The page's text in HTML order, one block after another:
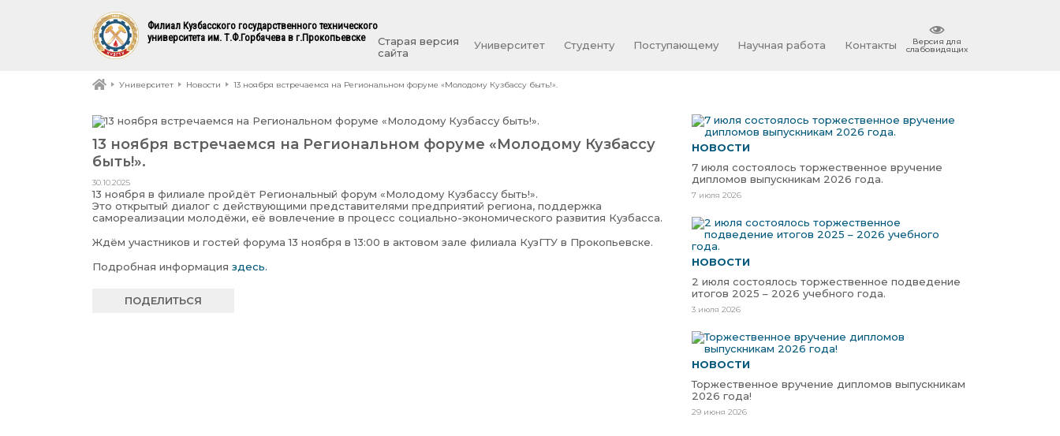
Филиал Кузбасского государственного технического
университета им. Т.Ф.Горбачева в г.Прокопьевске
Старая версия
сайта
Университет Студенту Поступающему Научная работа Контакты Версия для
слабовидящих
Университет Новости 13 ноября встречаемся на Региональном форуме «Молодому Кузбассу быть!».
13 ноября встречаемся на Региональном форуме «Молодому Кузбассу
быть!».
30.10.2025
13 ноября в филиале пройдёт Региональный форум «Молодому Кузбассу быть!».
Это открытый диалог с действующими представителями предприятий региона, поддержка
самореализации молодёжи, её вовлечение в процесс социально-экономического развития Кузбасса.
Ждём участников и гостей форума 13 ноября в 13:00 в актовом зале филиала КузГТУ в Прокопьевске.
Подробная информация здесь.
ПОДЕЛИТЬСЯ
НОВОСТИ
7 июля состоялось торжественное вручение
дипломов выпускникам 2026 года.
7 июля 2026
НОВОСТИ
2 июля состоялось торжественное подведение
итогов 2025 – 2026 учебного года.
3 июля 2026
НОВОСТИ
Торжественное вручение дипломов выпускникам
2026 года!
29 июня 2026